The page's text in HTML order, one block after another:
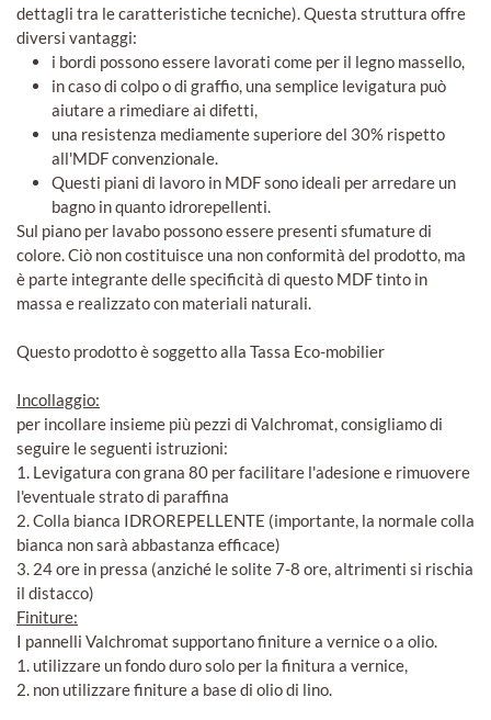
dettagli tra le caratteristiche tecniche). Questa struttura offre
diversi vantaggi:
i bordi possono essere lavorati come per il legno massello,
in caso di colpo o di graffio, una semplice levigatura può
aiutare a rimediare ai difetti,
una resistenza mediamente superiore del 30% rispetto
all'MDF convenzionale.
Questi piani di lavoro in MDF sono ideali per arredare un
bagno in quanto idrorepellenti.
Sul piano per lavabo possono essere presenti sfumature di
colore. Ciò non costituisce una non conformità del prodotto, ma
è parte integrante delle specificità di questo MDF tinto in
massa e realizzato con materiali naturali.
Questo prodotto è soggetto alla Tassa Eco-mobilier
Incollaggio:
per incollare insieme più pezzi di Valchromat, consigliamo di
seguire le seguenti istruzioni:
1. Levigatura con grana 80 per facilitare l'adesione e rimuovere
l'eventuale strato di paraffina
2. Colla bianca IDROREPELLENTE (importante, la normale colla
bianca non sarà abbastanza efficace)
3. 24 ore in pressa (anziché le solite 7-8 ore, altrimenti si rischia
il distacco)
Finiture:
I pannelli Valchromat supportano finiture a vernice o a olio.
1. utilizzare un fondo duro solo per la finitura a vernice,
2. non utilizzare finiture a base di olio di lino.